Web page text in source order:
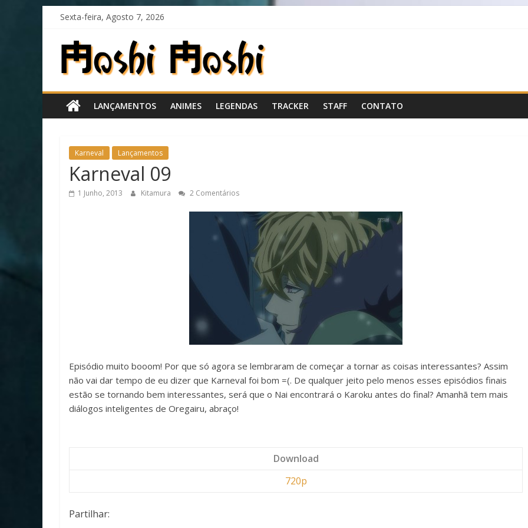
content
Sexta-feira, Agosto 7, 2026
Moshi
Moshi
Subs
fansub
diferente
todos
LANÇAMENTOS ANIMES LEGENDAS TRACKER STAFF CONTATO
Karneval Lançamentos
Karneval 09
1 Junho, 2013 Kitamura 2 Comentários
Episódio muito booom! Por que só agora se lembraram de começar a tornar as coisas interessantes? Assim
não vai dar tempo de eu dizer que Karneval foi bom =(. De qualquer jeito pelo menos esses episódios finais
estão se tornando bem interessantes, será que o Nai encontrará o Karoku antes do final? Amanhã tem mais
diálogos inteligentes de Oregairu, abraço!
Download
720p
Partilhar: